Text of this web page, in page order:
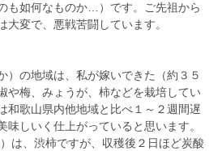
も如何なものか…）です。ご先祖から
大変で、悪戦苦闘しています。
の地域は、私が嫁いできた（約３５
や梅、みょうが、柿などを栽培してい
和歌山県内他地域と比べ１～２週間遅
味しいく仕上がっていると思います。
は、渋柿ですが、収穫後２日ほど炭酸